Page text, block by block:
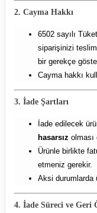
2. Cayma Hakkı
6502 sayılı
siparişinizi teslim
bir gerekçe
Cayma hakkı
3. İade Şartları
İade edilecek
hasarsız olması
Ürünle birlikte
etmeniz gerekir.
Aksi durumlarda
4. İade Süreci ve Geri